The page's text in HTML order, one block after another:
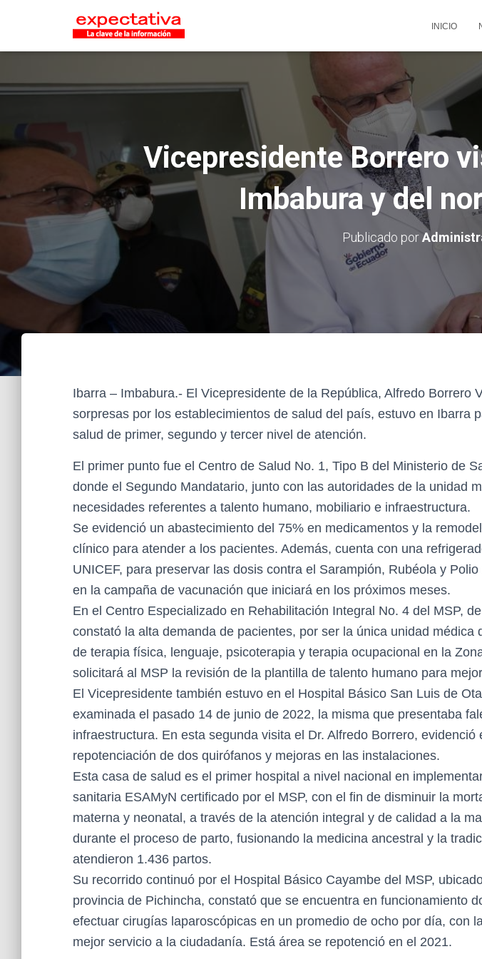
INICIO
Vicepresidente Borrero
Imbabura y del
Publicado por
Ibarra – Imbabura.- El Vicepresidente de la República, Alfredo Borrero
sorpresas por los establecimientos de salud del país, estuvo en Ibarra
salud de primer, segundo y tercer nivel de atención.
El primer punto fue el Centro de Salud No. 1, Tipo B del Ministerio de
donde el Segundo Mandatario, junto con las autoridades de la unidad
necesidades referentes a talento humano, mobiliario e infraestructura.
Se evidenció un abastecimiento del 75% en medicamentos y la
clínico para atender a los pacientes. Además, cuenta con una
UNICEF, para preservar las dosis contra el Sarampión, Rubéola y
en la campaña de vacunación que iniciará en los próximos meses.
En el Centro Especializado en Rehabilitación Integral No. 4 del MSP,
constató la alta demanda de pacientes, por ser la única unidad médica
de terapia física, lenguaje, psicoterapia y terapia ocupacional en la
solicitará al MSP la revisión de la plantilla de talento humano para
El Vicepresidente también estuvo en el Hospital Básico San Luis de
examinada el pasado 14 de junio de 2022, la misma que presentaba
infraestructura. En esta segunda visita el Dr. Alfredo Borrero, evidenció
repotenciación de dos quirófanos y mejoras en las instalaciones.
Esta casa de salud es el primer hospital a nivel nacional en
sanitaria ESAMyN certificado por el MSP, con el fin de disminuir la
materna y neonatal, a través de la atención integral y de calidad a la
durante el proceso de parto, fusionando la medicina ancestral y la
atendieron 1.436 partos.
Su recorrido continuó por el Hospital Básico Cayambe del MSP,
provincia de Pichincha, constató que se encuentra en funcionamiento
efectuar cirugías laparoscópicas en un promedio de ocho por día, con
mejor servicio a la ciudadanía. Está área se repotenció en el 2021.